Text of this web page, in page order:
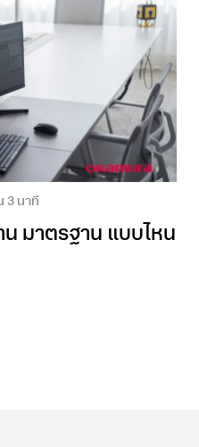
3 นาที
น มาตรฐาน แบบไหน